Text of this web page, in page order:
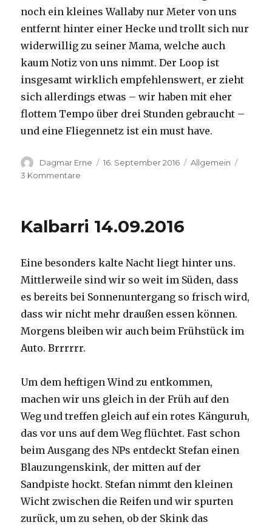
noch ein kleines Wallaby nur Meter von uns
entfernt hinter einer Hecke und trollt sich nur
widerwillig zu seiner Mama, welche auch
kaum Notiz von uns nimmt. Der Loop ist
insgesamt wirklich empfehlenswert, er zieht
sich allerdings etwas – wir haben mit eher
flottem Tempo über drei Stunden gebraucht –
und eine Fliegennetz ist ein must have.
Autor
Dagmar Erne
Veröffentlicht
16. September 2016 Kategorien
Allgemein
3 Kommentare
Kalbarri 14.09.2016
Eine besonders kalte Nacht liegt hinter uns.
Mittlerweile sind wir so weit im Süden, dass
es bereits bei Sonnenuntergang so frisch wird,
dass wir nicht mehr draußen essen können.
Morgens bleiben wir auch beim Frühstück im
Auto. Brrrrrr.
Um dem heftigen Wind zu entkommen,
machen wir uns gleich in der Früh auf den
Weg und treffen gleich auf ein rotes Känguruh,
das vor uns auf dem Weg flüchtet. Fast schon
beim Ausgang des NPs entdeckt Stefan einen
Blauzungenskink, der mitten auf der
Sandpiste hockt. Stefan nimmt den kleinen
Wicht zwischen die Reifen und wir spurten
zurück, um zu sehen, ob der Skink das